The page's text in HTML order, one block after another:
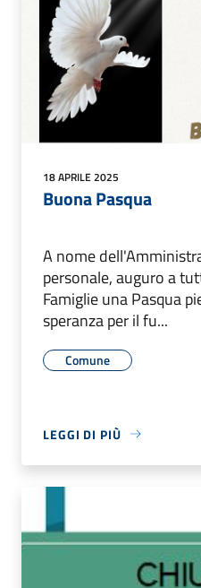
18 APRILE 2025
Buona Pasqua
A nome
personale, auguro a
Famiglie una Pasqua
speranza per il fu...
Comune
LEGGI DI PIÙ